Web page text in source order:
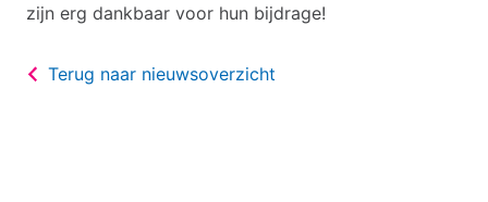
zijn erg dankbaar voor hun bijdrage!
Terug naar nieuwsoverzicht